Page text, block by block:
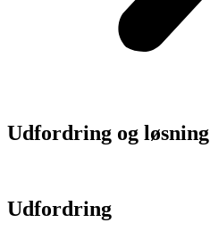
Udfordring og løsning
Udfordring